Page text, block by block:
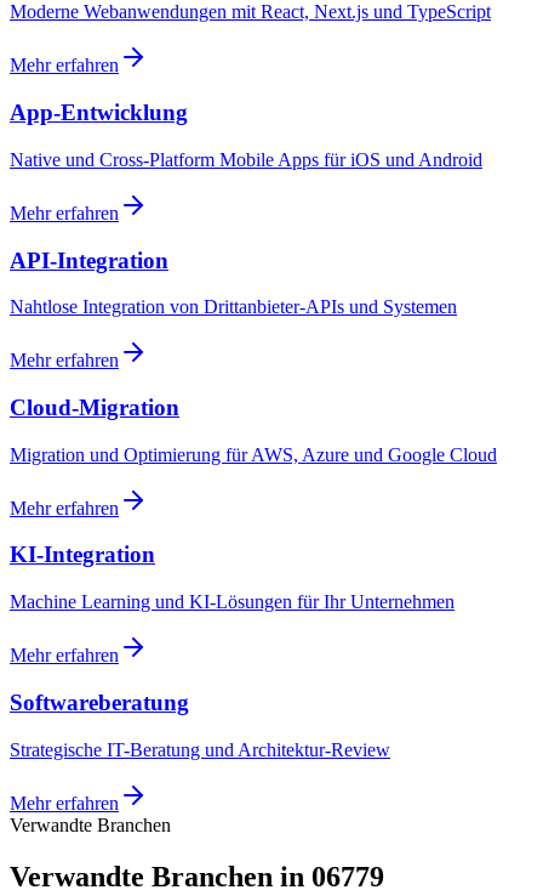
Moderne Webanwendungen mit React, Next.js und TypeScript
Mehr erfahren
App-Entwicklung
Native und Cross-Platform Mobile Apps für iOS und Android
Mehr erfahren
API-Integration
Nahtlose Integration von Drittanbieter-APIs und Systemen
Mehr erfahren
Cloud-Migration
Migration und Optimierung für AWS, Azure und Google Cloud
Mehr erfahren
KI-Integration
Machine Learning und KI-Lösungen für Ihr Unternehmen
Mehr erfahren
Softwareberatung
Strategische IT-Beratung und Architektur-Review
Mehr erfahren
Verwandte Branchen
Verwandte Branchen in 06779